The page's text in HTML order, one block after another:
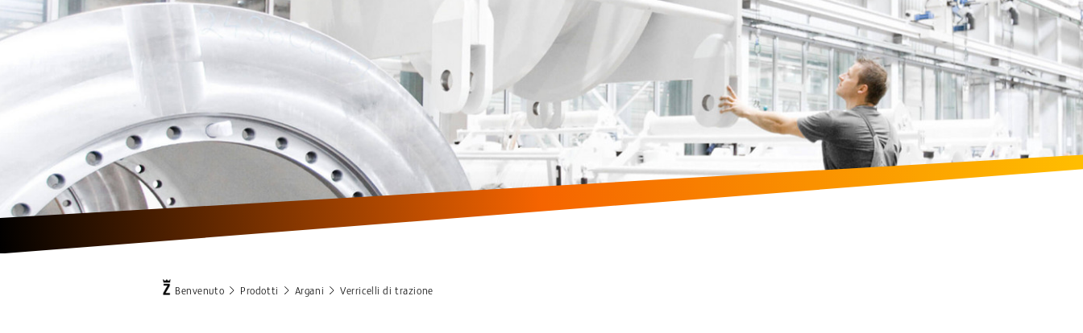
Benvenuto Prodotti Argani Verricelli di trazione